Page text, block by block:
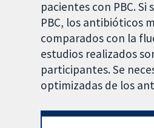
pacientes con PBC.
PBC, los antibióticos
comparados con la
estudios realizados
participantes. Se
optimizadas de los